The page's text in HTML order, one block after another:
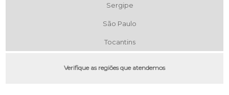
Sergipe
São Paulo
Tocantins
Verifique as regiões que atendemos